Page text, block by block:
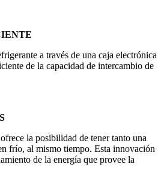
a través de una caja electrónica
de la capacidad de intercambio de
la posibilidad de tener tanto una
frío, al mismo tiempo. Esta innovación
de la energía que provee la